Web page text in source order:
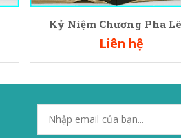
Kỷ Niệm Chương Pha
Liên hệ